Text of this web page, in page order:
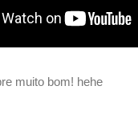
muito bom! hehe